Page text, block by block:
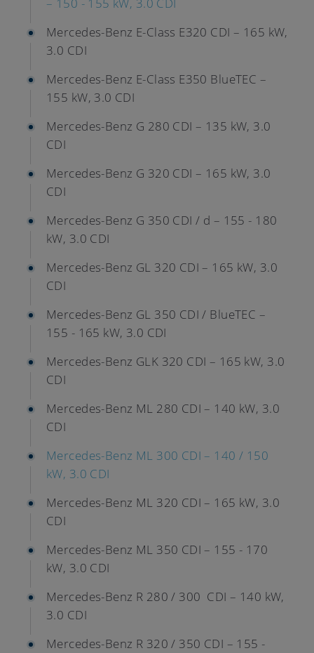
– 150 - 155 kW, 3.0 CDI
Mercedes-Benz E-Class E320 CDI – 165 kW,
3.0 CDI
Mercedes-Benz E-Class E350 BlueTEC –
155 kW, 3.0 CDI
Mercedes-Benz G 280 CDI – 135 kW, 3.0
CDI
Mercedes-Benz G 320 CDI – 165 kW, 3.0
CDI
Mercedes-Benz G 350 CDI / d – 155 - 180
kW, 3.0 CDI
Mercedes-Benz GL 320 CDI – 165 kW, 3.0
CDI
Mercedes-Benz GL 350 CDI / BlueTEC –
155 - 165 kW, 3.0 CDI
Mercedes-Benz GLK 320 CDI – 165 kW, 3.0
CDI
Mercedes-Benz ML 280 CDI – 140 kW, 3.0
CDI
Mercedes-Benz ML 300 CDI – 140 / 150
kW, 3.0 CDI
Mercedes-Benz ML 320 CDI – 165 kW, 3.0
CDI
Mercedes-Benz ML 350 CDI – 155 - 170
kW, 3.0 CDI
Mercedes-Benz R 280 / 300 CDI – 140 kW,
3.0 CDI
Mercedes-Benz R 320 / 350 CDI – 155 -